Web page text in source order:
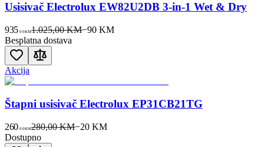
Usisivač Electrolux EW82U2DB 3-in-1 Wet & Dry
935 00KM1.025,00 KM−90 KM
Besplatna dostava
Akcija
Štapni usisivač Electrolux EP31CB21TG
260 00KM280,00 KM−20 KM
Dostupno